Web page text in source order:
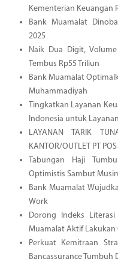
Kementerian Keuangan
Bank Muamalat
2025
Naik Dua Digit,
Tembus Rp55 Triliun
Bank Muamalat
Muhammadiyah
Tingkatkan Layanan
Indonesia untuk
LAYANAN TARIK
KANTOR/OUTLET PT
Tabungan Haji
Optimistis Sambut
Bank Muamalat
Work
Dorong Indeks
Muamalat Aktif Lakukan
Perkuat Kemitraan
Bancassurance Tumbuh